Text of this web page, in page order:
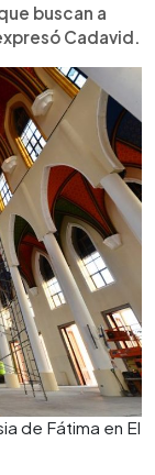
buscan a
Cadavid.
de Fátima en El